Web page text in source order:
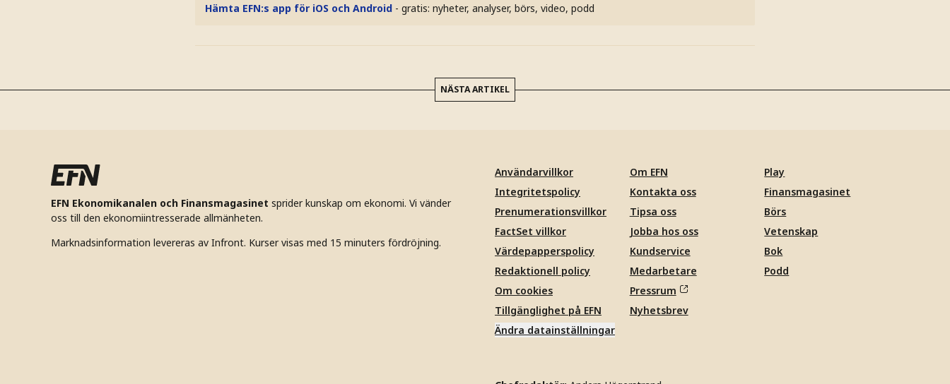
Hämta EFN:s app för iOS och Android - gratis: nyheter, analyser, börs, video, podd
NÄSTA ARTIKEL
EFN Ekonomikanalen och Finansmagasinet sprider kunskap om ekonomi. Vi vänder
oss till den ekonomiintresserade allmänheten.
Marknadsinformation levereras av Infront. Kurser visas med 15 minuters fördröjning.
Användarvillkor
Integritetspolicy
Prenumerationsvillkor
FactSet villkor
Värdepapperspolicy
Redaktionell policy
Om cookies
Tillgänglighet på EFN
Ändra datainställningar
Om EFN
Kontakta oss
Tipsa oss
Jobba hos oss
Kundservice
Medarbetare
Pressrum
Nyhetsbrev
Play
Finansmagasinet
Börs
Vetenskap
Bok
Podd